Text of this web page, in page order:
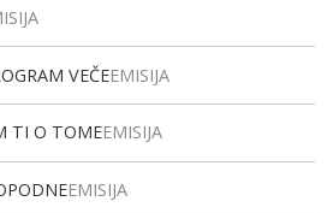
VEČEEMISIJA
TI O TOMEEMISIJA
EMISIJA